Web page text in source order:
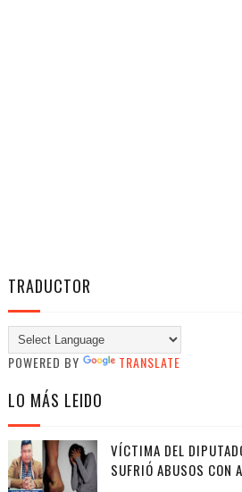
TRADUCTOR
POWERED BY TRANSLATE
LO MÁS LEIDO
VÍCTIMA DEL
SUFRIÓ ABUSOS CON